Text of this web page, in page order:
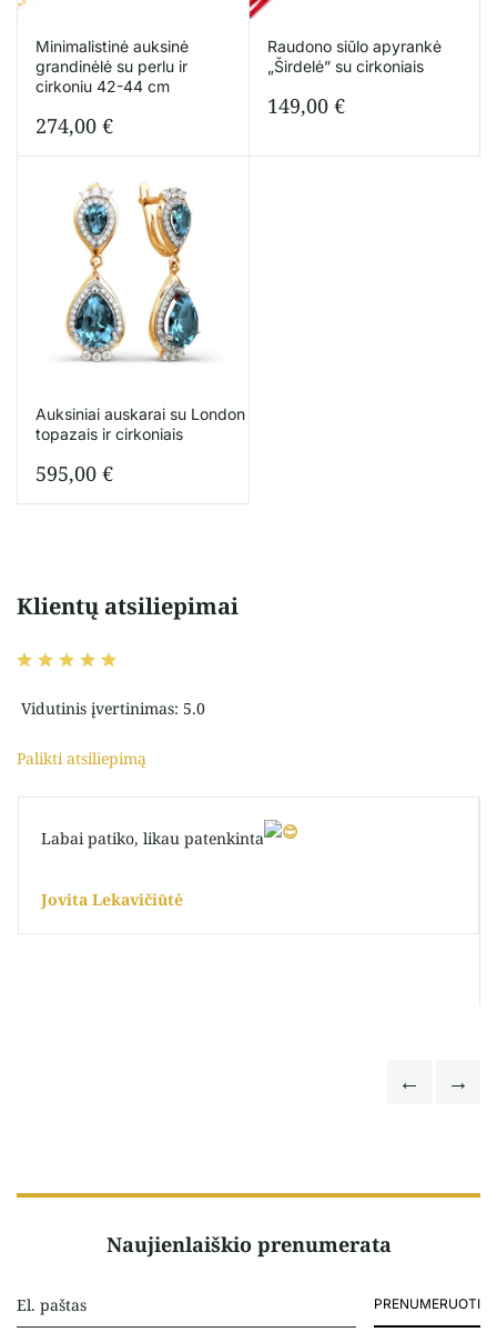
Minimalistinė auksinė
grandinėlė su perlu ir
cirkoniu 42-44 cm
274,00 €
Raudono siūlo apyrankė
„Širdelė” su cirkoniais
149,00 €
Auksiniai auskarai su London
topazais ir cirkoniais
595,00 €
Klientų atsiliepimai
Vidutinis įvertinimas: 5.0
Palikti atsiliepimą
Labai patiko, likau patenkinta
Jovita Lekavičiūtė
Naujienlaiškio prenumerata
PRENUMERUOTI